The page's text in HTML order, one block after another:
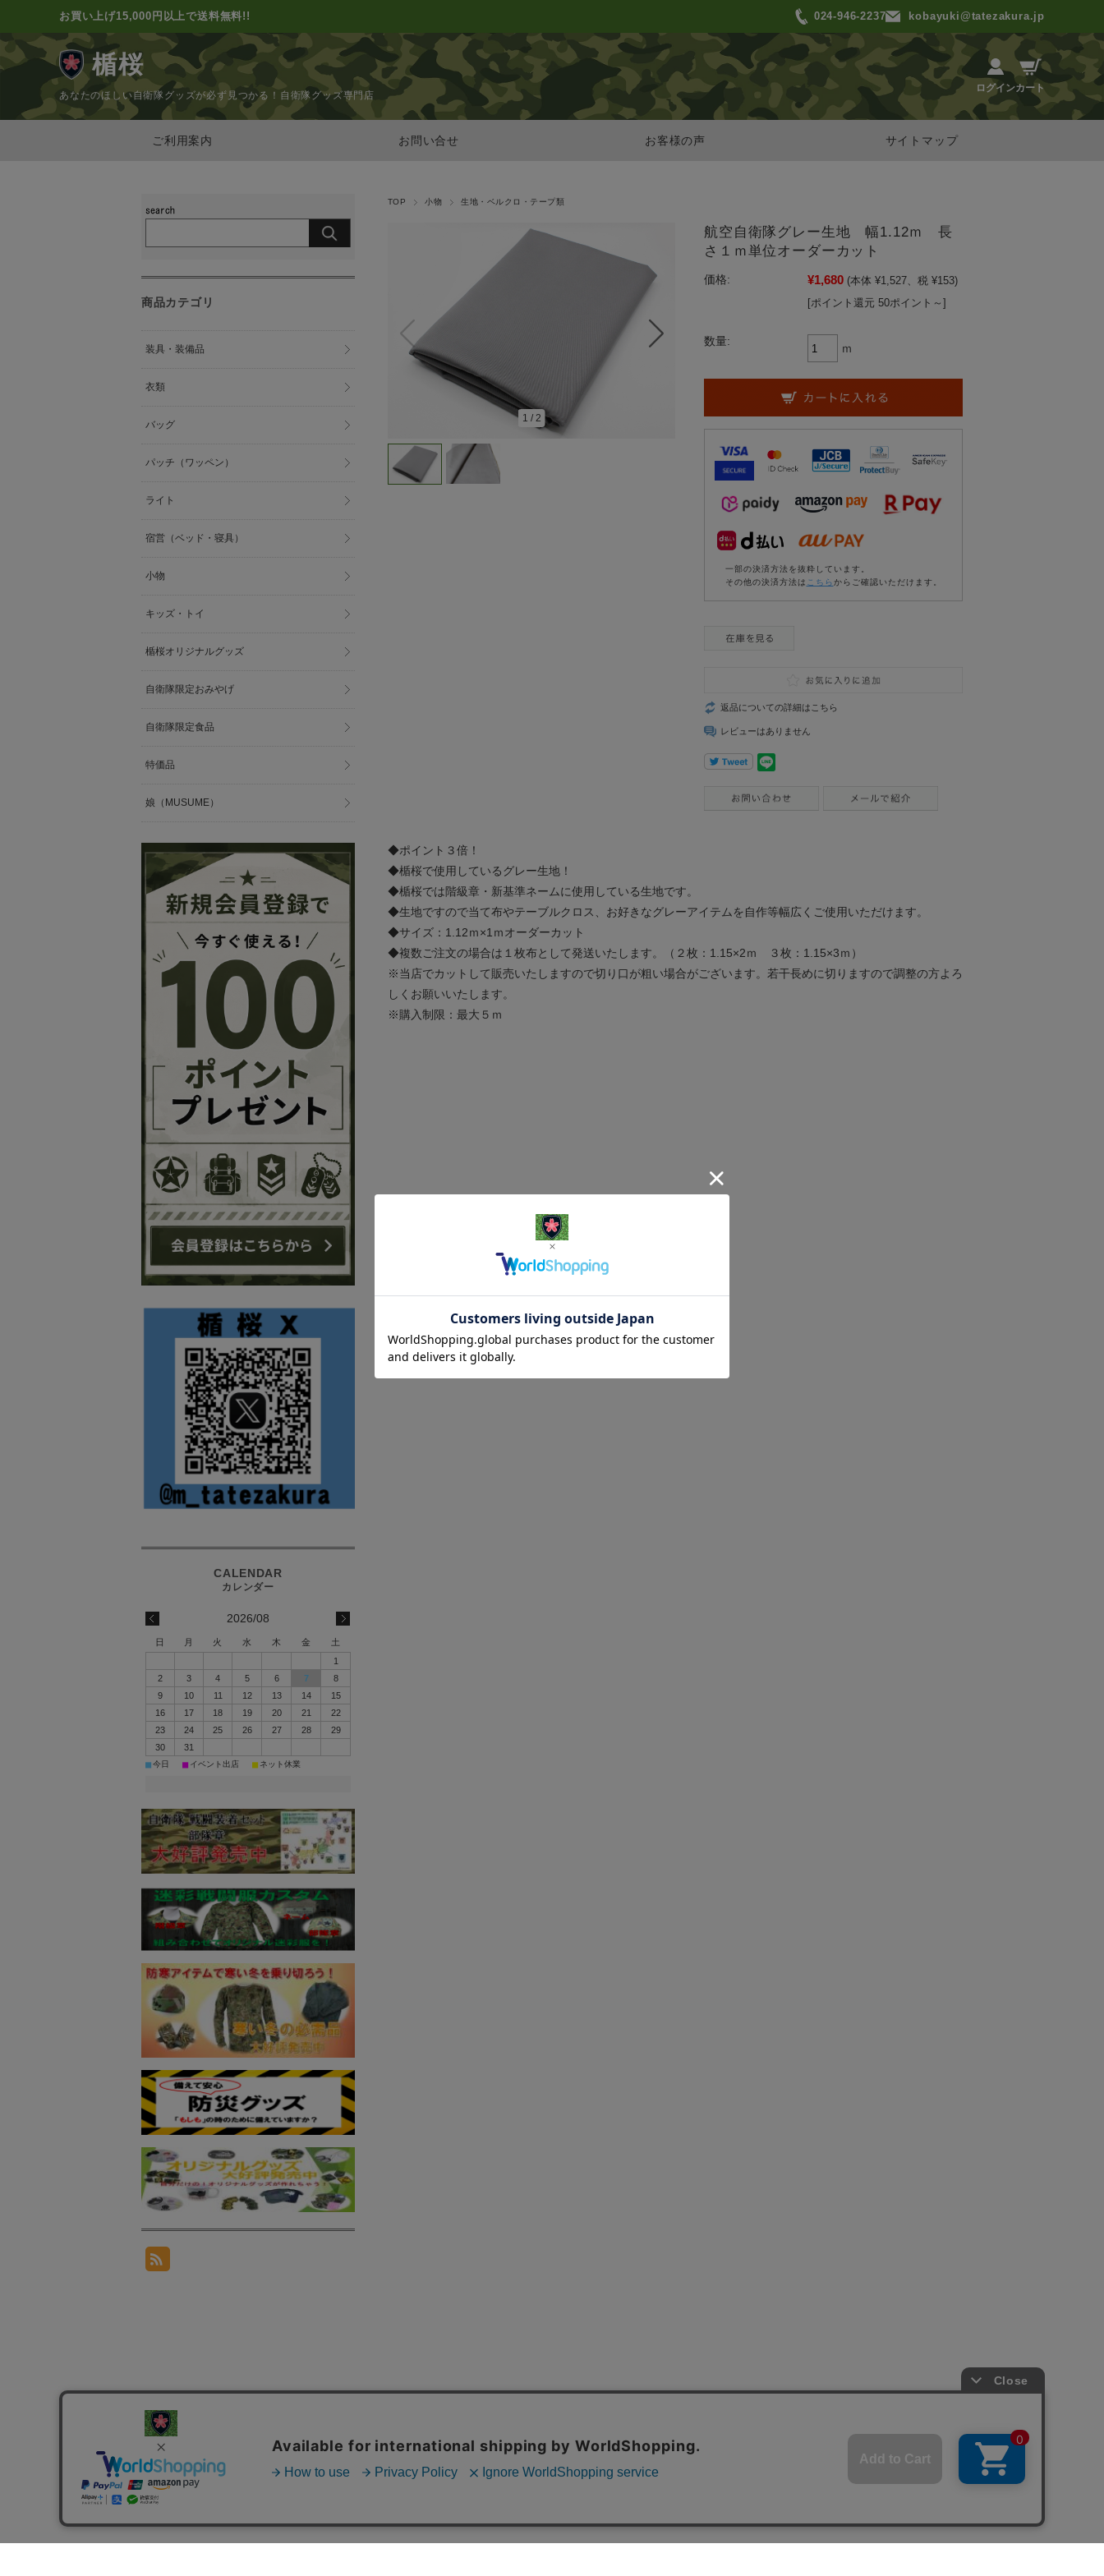
お買い上げ15,000円以上で送料無料!! 024-946-2237 kobayuki@tatezakura.jp
楯桜
あなたのほしい自衛隊グッズが必ず見つかる！ 自衛隊グッズ専門店
ログインカート
ご利用案内 お問い合せ お客様の声 サイトマップ
TOP 小物 生地・ベルクロ・テープ類
1 / 2
航空自衛隊グレー生地 幅1.12ｍ 長
さ１ｍ単位オーダーカット
価格: ¥1,680 (本体 ¥1,527、税 ¥153)
[ポイント還元 50ポイント～]
数量:
ｍ
一部の決済方法を抜粋しています。
その他の決済方法は こちら からご確認いただけます。
返品についての詳細はこちら
レビューはありません
◆ポイント３倍！
◆楯桜で使用しているグレー生地！
◆楯桜では階級章・新基準ネームに使用している生地です。
◆生地ですので当て布やテーブルクロス、お好きなグレーアイテムを自作等幅広くご使用いただけます。
◆サイズ：1.12ｍ×1ｍオーダーカット
◆複数ご注文の場合は１枚布として発送いたします。（２枚：1.15×2ｍ ３枚：1.15×3ｍ）
※当店でカットして販売いたしますので切り口が粗い場合がございます。若干長めに切りますので調整の方よろ
しくお願いいたします。
※購入制限：最大５ｍ
商品カテゴリ
装具・装備品
衣類
バッグ
パッチ（ワッペン）
ライト
宿営（ベッド・寝具）
小物
キッズ・トイ
楯桜オリジナルグッズ
自衛隊限定おみやげ
自衛隊限定食品
特価品
娘（MUSUME）
2026/08
日 月 火 水 木 金
土
1
2
3 4 5 6 7
8
9
10 11 12 13 14
15
16
17 18 19 20 21
22
23
24 25 26 27 28
29
30
31
■今日 ■ イベント出店 ■ ネット休業